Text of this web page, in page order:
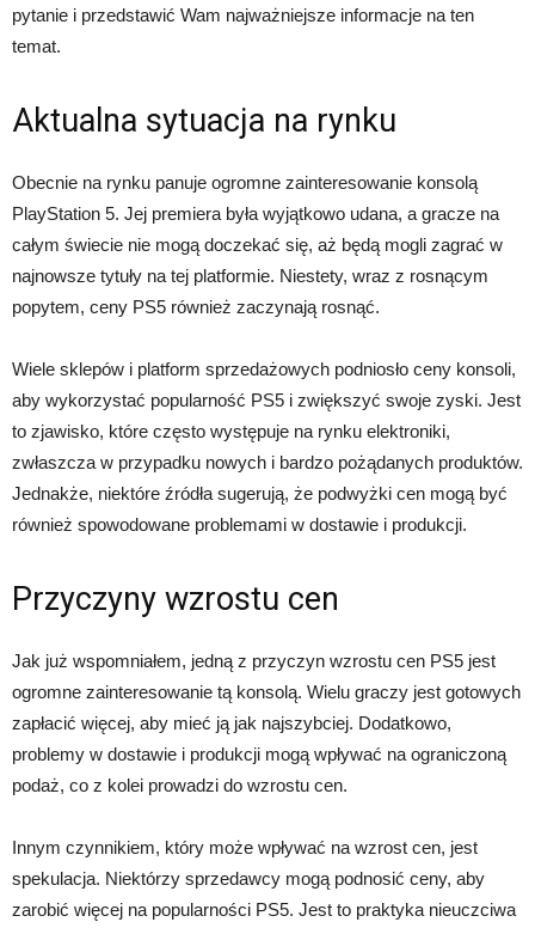
pytanie i przedstawić Wam najważniejsze informacje na ten
temat.
Aktualna sytuacja na rynku
Obecnie na rynku panuje ogromne zainteresowanie konsolą
PlayStation 5. Jej premiera była wyjątkowo udana, a gracze na
całym świecie nie mogą doczekać się, aż będą mogli zagrać w
najnowsze tytuły na tej platformie. Niestety, wraz z rosnącym
popytem, ceny PS5 również zaczynają rosnąć.
Wiele sklepów i platform sprzedażowych podniosło ceny konsoli,
aby wykorzystać popularność PS5 i zwiększyć swoje zyski. Jest
to zjawisko, które często występuje na rynku elektroniki,
zwłaszcza w przypadku nowych i bardzo pożądanych produktów.
Jednakże, niektóre źródła sugerują, że podwyżki cen mogą być
również spowodowane problemami w dostawie i produkcji.
Przyczyny wzrostu cen
Jak już wspomniałem, jedną z przyczyn wzrostu cen PS5 jest
ogromne zainteresowanie tą konsolą. Wielu graczy jest gotowych
zapłacić więcej, aby mieć ją jak najszybciej. Dodatkowo,
problemy w dostawie i produkcji mogą wpływać na ograniczoną
podaż, co z kolei prowadzi do wzrostu cen.
Innym czynnikiem, który może wpływać na wzrost cen, jest
spekulacja. Niektórzy sprzedawcy mogą podnosić ceny, aby
zarobić więcej na popularności PS5. Jest to praktyka nieuczciwa